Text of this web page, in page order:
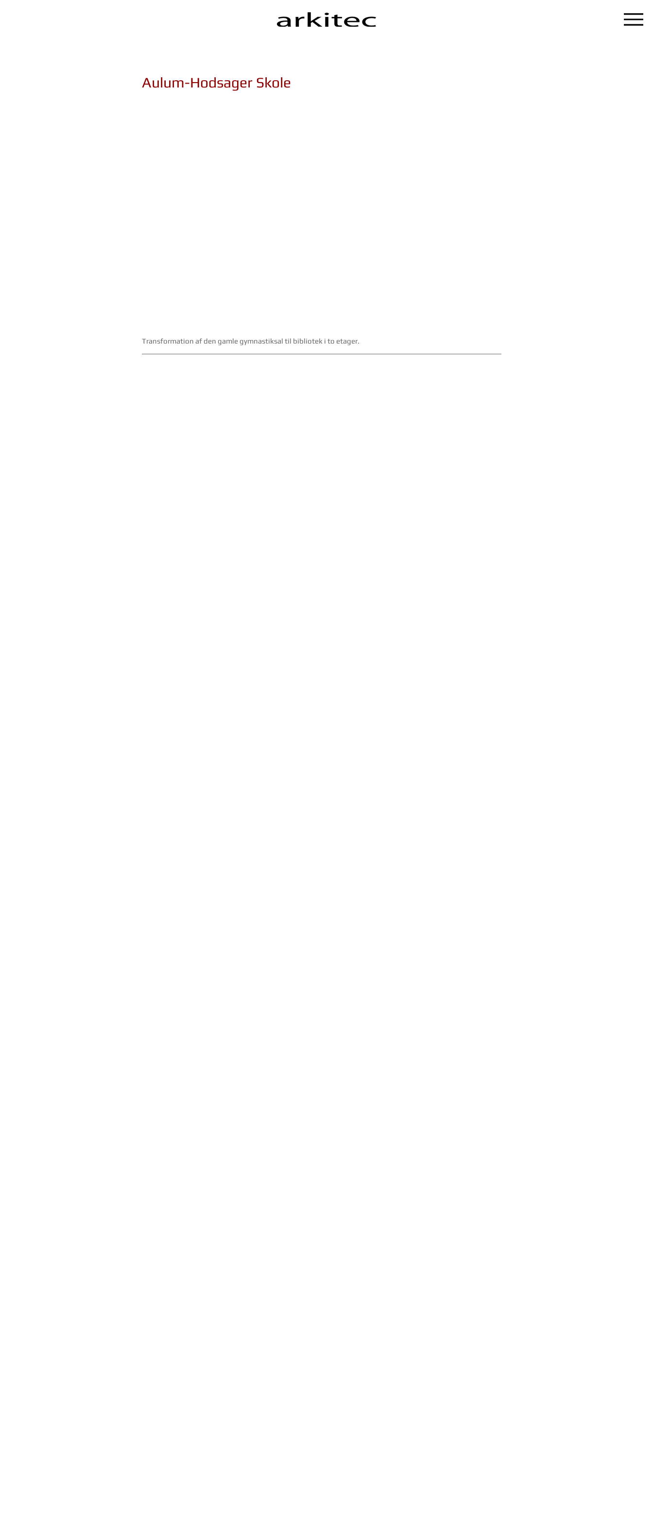
Aulum-Hodsager Skole
Transformation af den gamle gymnastiksal til bibliotek i to etager.